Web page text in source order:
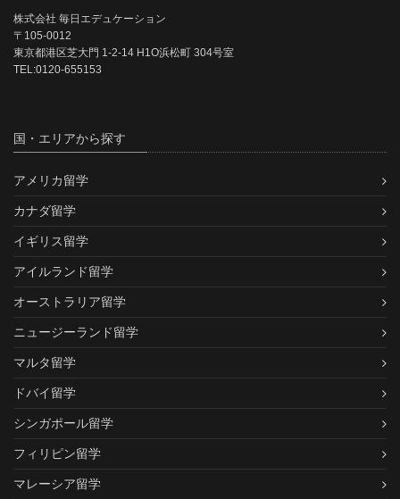
株式会社 毎日エデュケーション
〒105-0012
東京都港区芝大門 1-2-14 H1O浜松町 304号室
TEL:0120-655153
国・エリアから探す
アメリカ留学
カナダ留学
イギリス留学
アイルランド留学
オーストラリア留学
ニュージーランド留学
マルタ留学
ドバイ留学
シンガポール留学
フィリピン留学
マレーシア留学